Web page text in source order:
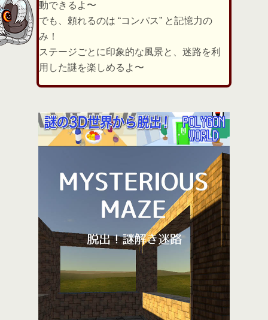
動できるよ〜
でも、頼れるのは “コンパス” と記憶力の
み！
ステージごとに印象的な風景と、迷路を利
用した謎を楽しめるよ〜